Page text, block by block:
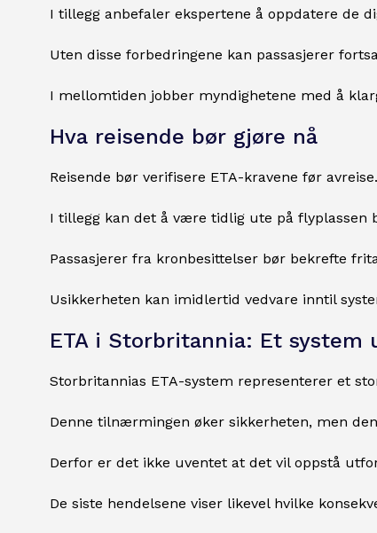
I tillegg anbefaler ekspertene å oppdatere de
Uten disse forbedringene kan passasjerer
I mellomtiden jobber myndighetene med å
Hva reisende bør gjøre nå
Reisende bør verifisere ETA-kravene før
I tillegg kan det å være tidlig ute på flyplassen
Passasjerer fra kronbesittelser bør bekrefte
Usikkerheten kan imidlertid vedvare inntil
ETA i Storbritannia: Et system
Storbritannias ETA-system representerer et
Denne tilnærmingen øker sikkerheten, men
Derfor er det ikke uventet at det vil oppstå
De siste hendelsene viser likevel hvilke